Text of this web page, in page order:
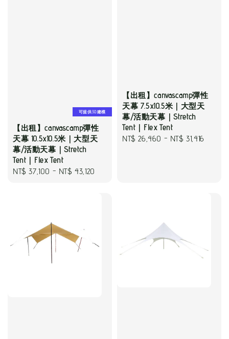
可提供3D建模
【出租】canvascamp彈性
天幕 10.5x10.5米｜大型天
幕/活動天幕｜Stretch
Tent｜Flex Tent
Regular
NT$ 37,100 - NT$ 43,120
【出租】canvascamp彈性
天幕 7.5x10.5米｜大型天
幕/活動天幕｜Stretch
Tent｜Flex Tent
Regular
NT$ 26,460 - NT$ 31,416